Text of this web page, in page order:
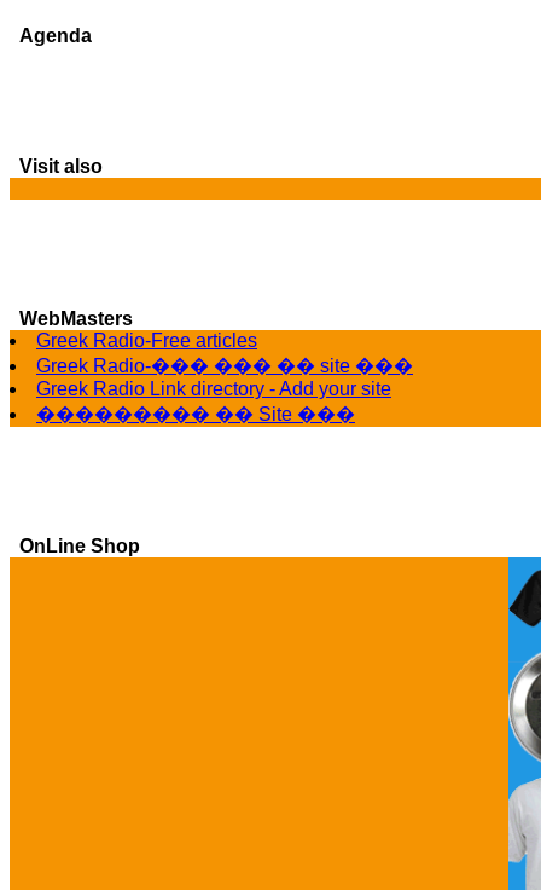
Agenda
Visit also
WebMasters
Greek Radio-Free articles
Greek Radio-��� ��� �� site ���
Greek Radio Link directory - Add your site
��������� �� Site ���
OnLine Shop